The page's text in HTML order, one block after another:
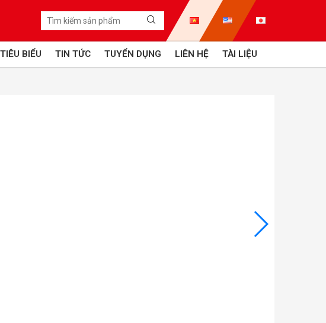
BIỂU TIN TỨC TUYỂN DỤNG LIÊN HỆ TÀI LIỆU